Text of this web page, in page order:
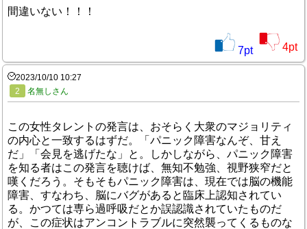
間違いない！！！
7pt 4pt
2023/10/10 10:27
2
名無しさん
この女性タレントの発言は、おそらく大衆のマジョリティ
の内心と一致するはずだ。「パニック障害なんぞ、甘え
だ」「会見を逃げたな」と。しかしながら、パニック障害
を知る者はこの発言を聴けば、無知不勉強、視野狭窄だと
嘆くだろう。そもそもパニック障害は、現在では脳の機能
障害、すなわち、脳にバグがあると臨床上認知されてい
る。かつては専ら過呼吸だとか誤認識されていたものだ
が、この症状はアンコントラブルに突然襲ってくるものな